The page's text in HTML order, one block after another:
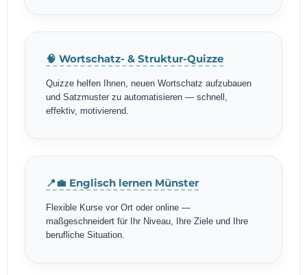
🧠 Wortschatz- & Struktur-Quizze
Quizze helfen Ihnen, neuen Wortschatz aufzubauen
und Satzmuster zu automatisieren — schnell,
effektiv, motivierend.
📍💼 Englisch lernen Münster
Flexible Kurse vor Ort oder online —
maßgeschneidert für Ihr Niveau, Ihre Ziele und Ihre
berufliche Situation.